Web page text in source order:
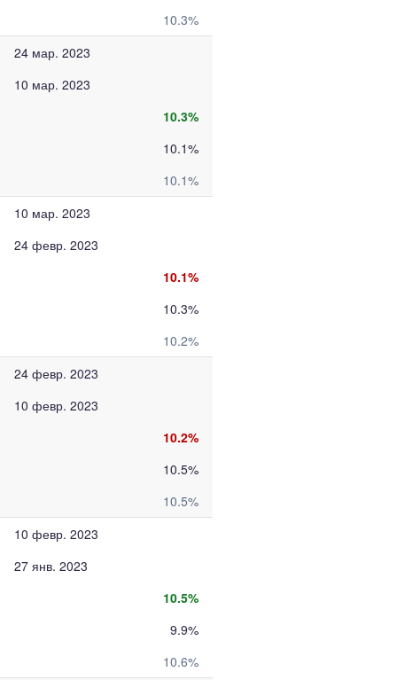
10.3%
24 мар. 2023
10 мар. 2023
10.3%
10.1%
10.1%
10 мар. 2023
24 февр. 2023
10.1%
10.3%
10.2%
24 февр. 2023
10 февр. 2023
10.2%
10.5%
10.5%
10 февр. 2023
27 янв. 2023
10.5%
9.9%
10.6%